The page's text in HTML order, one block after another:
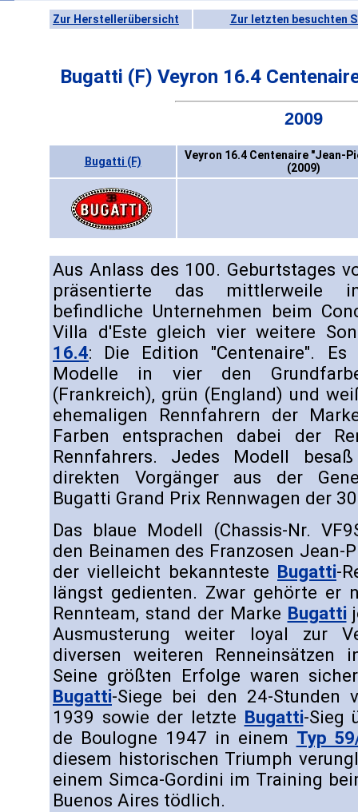
Zur Herstellerübersicht Zur letzten besuchten
Bugatti (F) Veyron 16.4
2009
Bugatti (F)
Veyron 16.4 Centenaire "Jean-
(2009)
Aus Anlass des 100. Geburtstages
präsentierte das mittlerweile
befindliche Unternehmen beim
Villa d'Este gleich vier weitere
16.4: Die Edition "Centenaire".
Modelle in vier den
(Frankreich), grün (England) und
ehemaligen Rennfahrern der
Farben entsprachen dabei der
Rennfahrers. Jedes Modell
direkten Vorgänger aus der
Bugatti Grand Prix Rennwagen der
Das blaue Modell (Chassis-Nr.
den Beinamen des Franzosen Jean-
der vielleicht bekannteste Bugatti-
längst gedienten. Zwar gehörte er
Rennteam, stand der Marke Bugatti
Ausmusterung weiter loyal zur
diversen weiteren Renneinsätzen
Seine größten Erfolge waren
Bugatti-Siege bei den 24-
1939 sowie der letzte Bugatti-Sieg
de Boulogne 1947 in einem Typ
diesem historischen Triumph
einem Simca-Gordini im Training
Buenos Aires tödlich.